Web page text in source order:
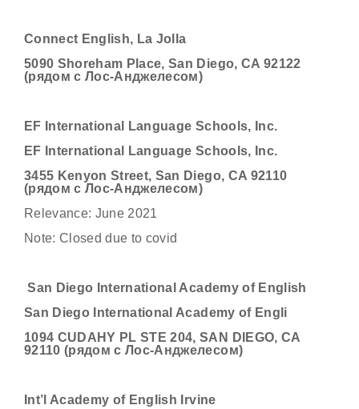
Connect English, La Jolla
5090 Shoreham Place, San Diego, CA 92122
(рядом с Лос-Анджелесом)
EF International Language Schools, Inc.
EF International Language Schools, Inc.
3455 Kenyon Street, San Diego, CA 92110
(рядом с Лос-Анджелесом)
Relevance: June 2021
Note: Closed due to covid
San Diego International Academy of English
San Diego International Academy of Engli
1094 CUDAHY PL STE 204, SAN DIEGO, CA
92110 (рядом с Лос-Анджелесом)
Int’l Academy of English Irvine